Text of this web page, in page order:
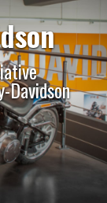
Davidson